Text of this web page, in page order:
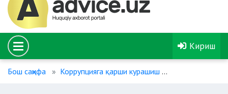
Кириш
Бош саҳифа Коррупцияга қарши курашиш